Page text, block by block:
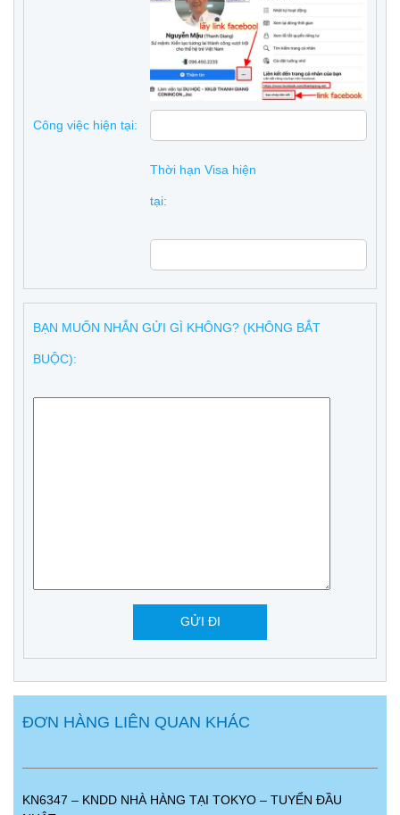
Công việc hiện tại:
Thời hạn Visa hiện
tại:
BẠN MUỐN NHẮN GỬI GÌ KHÔNG? (KHÔNG BẮT
BUỘC):
ĐƠN HÀNG LIÊN QUAN KHÁC
KN6347 – KNDD NHÀ HÀNG TẠI TOKYO – TUYỂN ĐẦU